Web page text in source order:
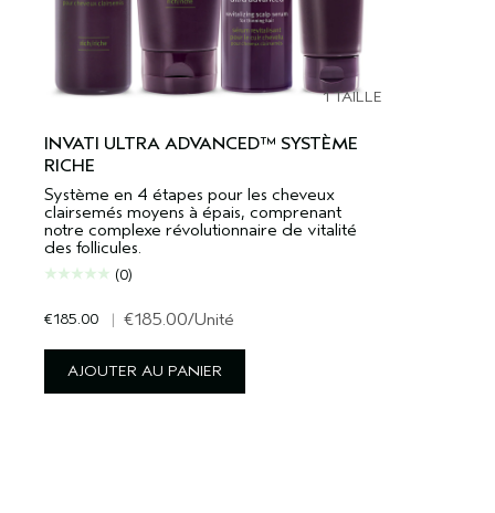
1 TAILLE
INVATI ULTRA ADVANCED™ SYSTÈME
RICHE
Système en 4 étapes pour les cheveux
clairsemés moyens à épais, comprenant
notre complexe révolutionnaire de vitalité
des follicules.
(0)
€185.00 | €185.00/Unité
AJOUTER AU PANIER